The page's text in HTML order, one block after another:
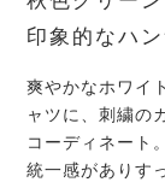
印象的なハ
爽やかなホワイ
ャツに、刺繍の
コーディネート。
統一感がありす